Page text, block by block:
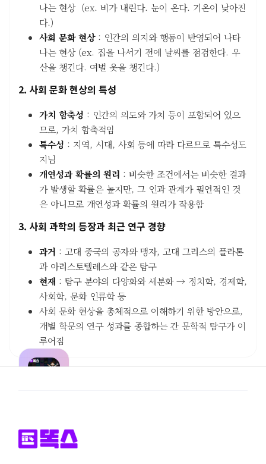
나는 현상 (ex. 비가 내린다. 눈이 온다. 기온이 낮아진
다.)
사회 문화 현상: 인간의 의지와 행동이 반영되어 나타
나는 현상 (ex. 집을 나서기 전에 날씨를 점검한다. 우
산을 챙긴다. 여벌 옷을 챙긴다.)
2. 사회 문화 현상의 특성
가치 함축성 : 인간의 의도와 가치 등이 포함되어 있으
므로, 가치 함축적임
특수성 : 지역, 시대, 사회 등에 따라 다르므로 특수성도
지님
개연성과 확률의 원리 : 비슷한 조건에서는 비슷한 결과
가 발생할 확률은 높지만, 그 인과 관계가 필연적인 것
은 아니므로 개연성과 확률의 원리가 작용함
3. 사회 과학의 등장과 최근 연구 경향
과거 : 고대 중국의 공자와 맹자, 고대 그리스의 플라톤
과 아리스토텔레스와 같은 탐구
현재 : 탐구 분야의 다양화와 세분화 → 정치학, 경제학,
사회학, 문화 인류학 등
사회 문화 현상을 총체적으로 이해하기 위한 방안으로,
개별 학문의 연구 성과를 종합하는 간 문학적 탐구가 이
루어짐
50개 이상
의 AI학습